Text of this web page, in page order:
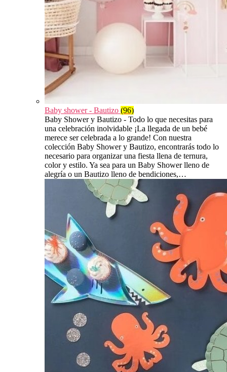
Baby shower - Bautizo (96)
Baby Shower y Bautizo - Todo lo que necesitas para
una celebración inolvidable ¡La llegada de un bebé
merece ser celebrada a lo grande! Con nuestra
colección Baby Shower y Bautizo, encontrarás todo lo
necesario para organizar una fiesta llena de ternura,
color y estilo. Ya sea para un Baby Shower lleno de
alegría o un Bautizo lleno de bendiciones,…